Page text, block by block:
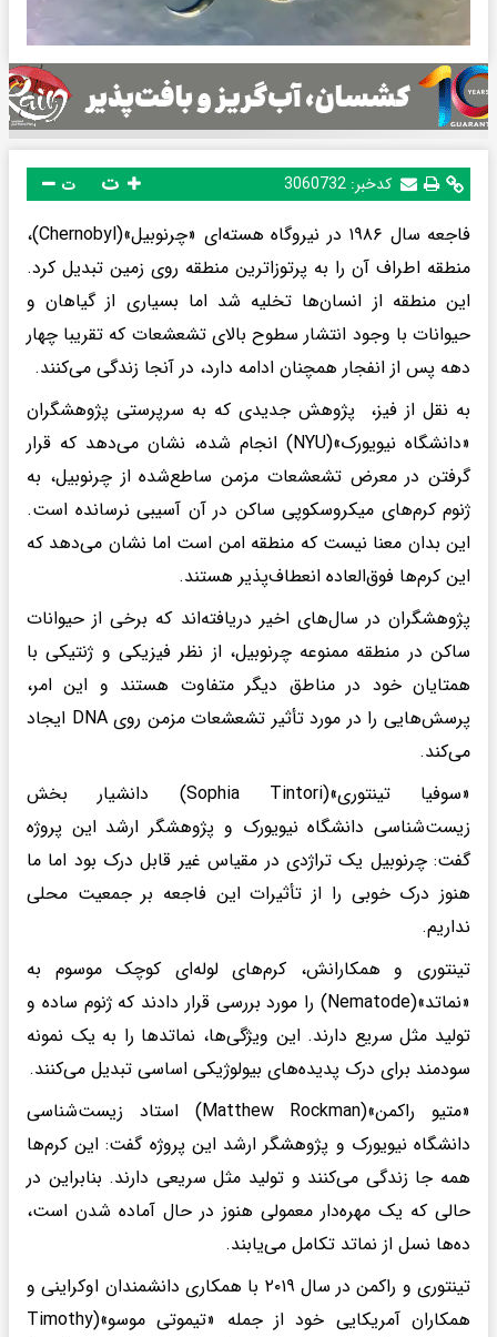
کدخبر: 3060732 ت
فاجعه سال ۱۹۸۶ در نیروگاه هسته‌ای «چرنوبیل»(Chernobyl)،
منطقه اطراف آن را به پرتوزاترین منطقه روی زمین تبدیل کرد.
این منطقه از انسان‌ها تخلیه شد اما بسیاری از گیاهان و
حیوانات با وجود انتشار سطوح بالای تشعشعات که تقریبا چهار
دهه پس از انفجار همچنان ادامه دارد، در آنجا زندگی می‌کنند.
به نقل از فیز، پژوهش جدیدی که به سرپرستی پژوهشگران
«دانشگاه نیویورک»(NYU) انجام شده، نشان می‌دهد که قرار
گرفتن در معرض تشعشعات مزمن ساطع‌شده از چرنوبیل، به
ژنوم کرم‌های میکروسکوپی ساکن در آن آسیبی نرسانده است.
این بدان معنا نیست که منطقه امن است اما نشان می‌دهد که
این کرم‌ها فوق‌العاده انعطاف‌پذیر هستند.
پژوهشگران در سال‌های اخیر دریافته‌اند که برخی از حیوانات
ساکن در منطقه ممنوعه چرنوبیل، از نظر فیزیکی و ژنتیکی با
همتایان خود در مناطق دیگر متفاوت هستند و این امر،
پرسش‌هایی را در مورد تأثیر تشعشعات مزمن روی DNA ایجاد
می‌کند.
«سوفیا تینتوری»(Sophia Tintori) دانشیار بخش
زیست‌شناسی دانشگاه نیویورک و پژوهشگر ارشد این پروژه
گفت: چرنوبیل یک تراژدی در مقیاس غیر قابل درک بود اما ما
هنوز درک خوبی را از تأثیرات این فاجعه بر جمعیت محلی
نداریم.
تینتوری و همکارانش، کرم‌های لوله‌ای کوچک موسوم به
«نماتد»(Nematode) را مورد بررسی قرار دادند که ژنوم ساده و
تولید مثل سریع دارند. این ویژگی‌ها، نماتدها را به یک نمونه
سودمند برای درک پدیده‌های بیولوژیکی اساسی تبدیل می‌کنند.
«متیو راکمن»(Matthew Rockman) استاد زیست‌شناسی
دانشگاه نیویورک و پژوهشگر ارشد این پروژه گفت: این کرم‌ها
همه جا زندگی می‌کنند و تولید مثل سریعی دارند. بنابراین در
حالی که یک مهره‌دار معمولی هنوز در حال آماده شدن است،
ده‌ها نسل از نماتد تکامل می‌یابند.
تینتوری و راکمن در سال ۲۰۱۹ با همکاری دانشمندان اوکراینی و
همکاران آمریکایی خود از جمله «تیموتی موسو»(Timothy